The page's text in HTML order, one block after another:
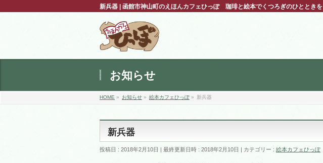
新兵器 | 函館市神山町のえほんカフェひっぽ 珈琲と絵本でくつろぎのひとときを
お知らせ
HOME » お知らせ » 絵本カフェひっぽ» 新兵器
新兵器
投稿日 : 2018年2月10日 最終更新日時 : 2018年2月10日 カテゴリー : 絵本カフェひっぽ